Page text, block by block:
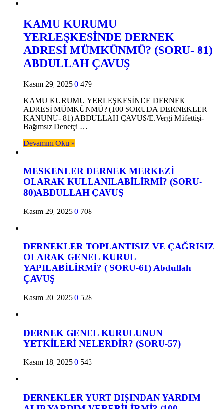
KAMU KURUMU
YERLEŞKESİNDE DERNEK
ADRESİ MÜMKÜNMÜ? (SORU- 81)
ABDULLAH ÇAVUŞ
Kasım 29, 2025 0 479
KAMU KURUMU YERLEŞKESİNDE DERNEK
ADRESİ MÜMKÜNMÜ? (100 SORUDA DERNEKLER
KANUNU- 81) ABDULLAH ÇAVUŞ/E.Vergi Müfettişi-
Bağımsız Denetçi …
Devamını Oku »
MESKENLER DERNEK MERKEZİ
OLARAK KULLANILABİLİRMİ? (SORU-
80)ABDULLAH ÇAVUŞ
Kasım 29, 2025 0 708
DERNEKLER TOPLANTISIZ VE ÇAĞRISIZ
OLARAK GENEL KURUL
YAPILABİLİRMİ? ( SORU-61) Abdullah
ÇAVUŞ
Kasım 20, 2025 0 528
DERNEK GENEL KURULUNUN
YETKİLERİ NELERDİR? (SORU-57)
Kasım 18, 2025 0 543
DERNEKLER YURT DIŞINDAN YARDIM